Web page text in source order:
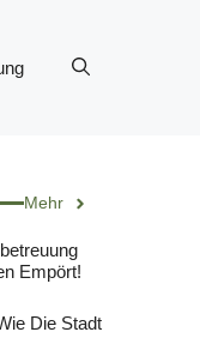
Mehr
Empört!
Die Stadt